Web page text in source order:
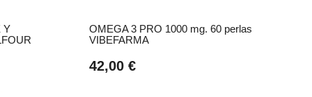
Y
OMEGA 3 PRO 1000 mg. 60 perlas
VIBEFARMA
42,00 €